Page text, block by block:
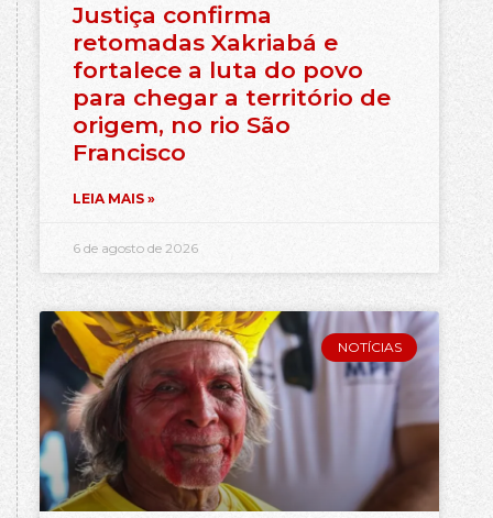
Justiça confirma
retomadas Xakriabá e
fortalece a luta do povo
para chegar a território de
origem, no rio São
Francisco
LEIA MAIS »
6 de agosto de 2026
NOTÍCIAS